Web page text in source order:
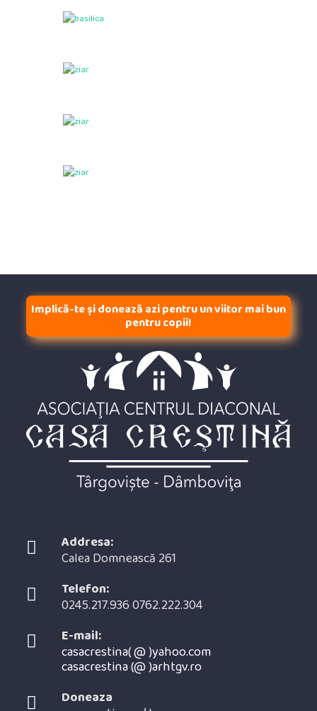
Implică-te și donează azi pentru un viitor mai bun
pentru copii!
Addresa:
Calea Domnească 261
Telefon:
0245.217.936 0762.222.304
E-mail:
casacrestina( @ )yahoo.com
casacrestina (@ )arhtgv.roOpens
Doneaza